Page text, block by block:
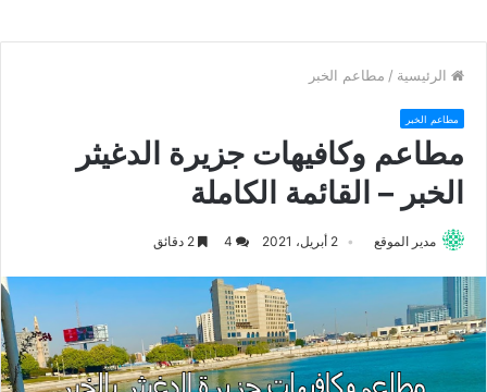
الرئيسية / مطاعم الخبر
مطاعم الخبر
مطاعم وكافيهات جزيرة الدغيثر
الخبر – القائمة الكاملة
مدير الموقع 2 أبريل، 2021